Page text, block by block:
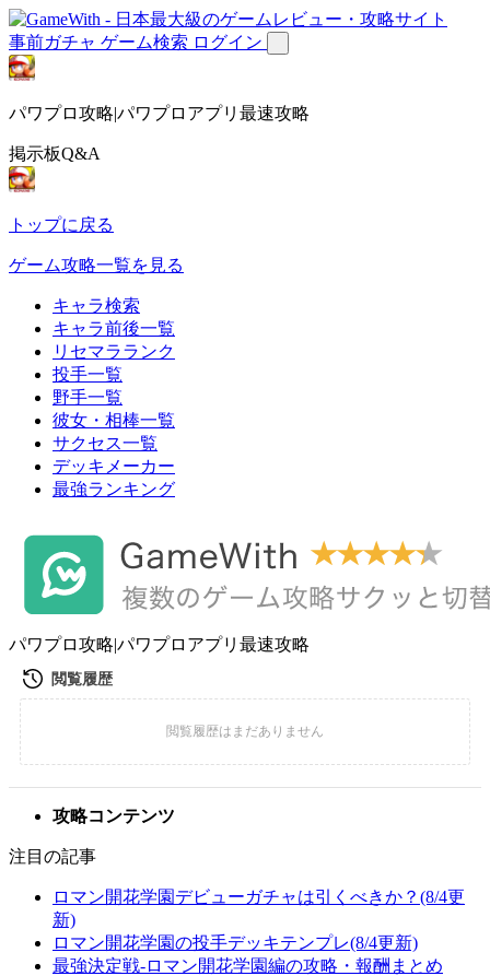
事前ガチャ ゲーム検索 ログイン
パワプロ攻略|パワプロアプリ最速攻略
掲示板Q&A
トップに戻る
ゲーム攻略一覧を見る
キャラ検索
キャラ前後一覧
リセマラランク
投手一覧
野手一覧
彼女・相棒一覧
サクセス一覧
デッキメーカー
最強ランキング
パワプロ攻略|パワプロアプリ最速攻略
攻略コンテンツ
注目の記事
ロマン開花学園デビューガチャは引くべきか？(8/4更
新)
ロマン開花学園の投手デッキテンプレ(8/4更新)
最強決定戦-ロマン開花学園編の攻略・報酬まとめ